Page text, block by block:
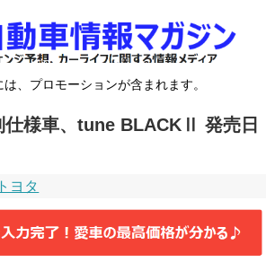
、プロモーションが含まれます。
仕様車、tune BLACKⅡ 発売日
トヨタ